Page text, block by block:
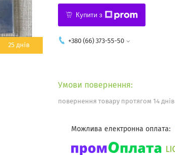
25 днів
Купити з
+380 (66) 373-55-50
повернення товару протягом 14 днів